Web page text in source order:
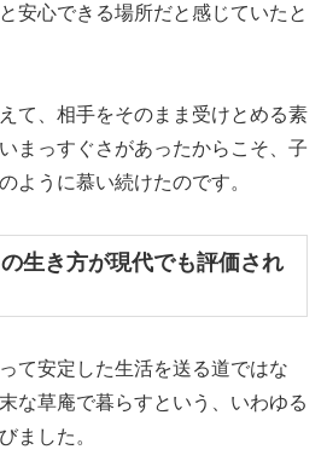
安心できる場所だと感じていたと
て、相手をそのまま受けとめる素
まっすぐさがあったからこそ、子
ように慕い続けたのです。
の生き方が現代でも評価され
て安定した生活を送る道ではな
な草庵で暮らすという、いわゆる
ました。